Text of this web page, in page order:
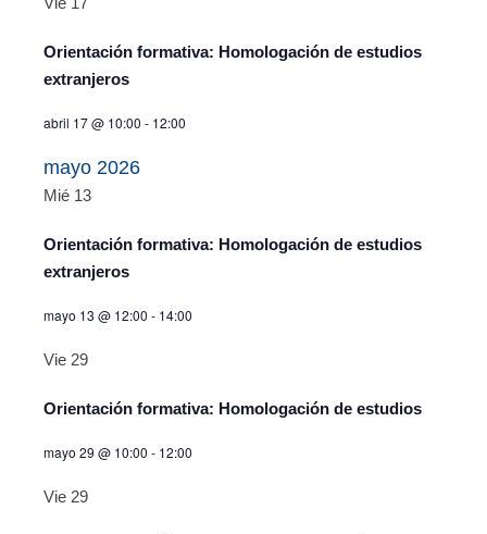
de
Orientación formativa: Homologación de estudios
extranjeros
abril 17 @ 10:00 - 12:00
mayo 2026
Mié 13
Orientación formativa: Homologación de estudios
extranjeros
mayo 13 @ 12:00 - 14:00
Vie 29
Orientación formativa: Homologación de estudios
mayo 29 @ 10:00 - 12:00
Vie 29